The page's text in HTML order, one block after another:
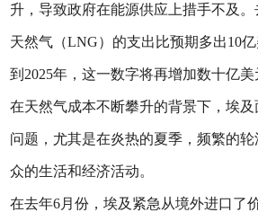
升，导致政府在能源供应上措手不及
天然气（LNG）的支出比预期多出10亿
到2025年，这一数字将再增加数十亿美
在天然气成本不断攀升的背景下，埃
问题，尤其是在炎热的夏季，频繁的
众的生活和经济活动。
在去年6月份，埃及紧急从境外进口了